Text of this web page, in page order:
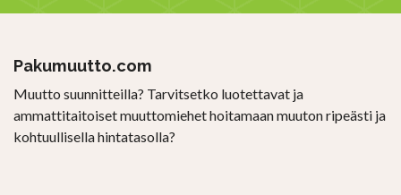
Pakumuutto.com
Muutto suunnitteilla? Tarvitsetko luotettavat ja
ammattitaitoiset muuttomiehet hoitamaan muuton ripeästi ja
kohtuullisella hintatasolla?